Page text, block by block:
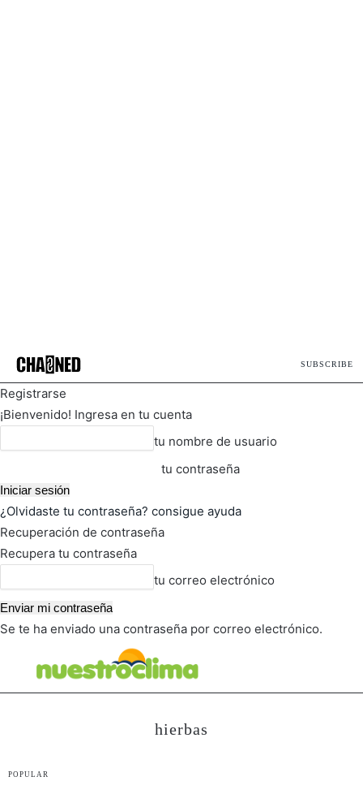
SUBSCRIBE
Registrarse
¡Bienvenido! Ingresa en tu cuenta
tu nombre de usuario
tu contraseña
¿Olvidaste tu contraseña? consigue ayuda
Recuperación de contraseña
Recupera tu contraseña
tu correo electrónico
Se te ha enviado una contraseña por correo electrónico.
hierbas
POPULAR